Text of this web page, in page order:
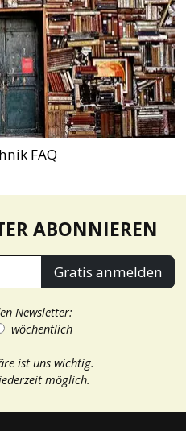
FAQ
ABONNIEREN
Gratis anmelden
Newsletter:
wöchentlich
ist uns wichtig.
möglich.